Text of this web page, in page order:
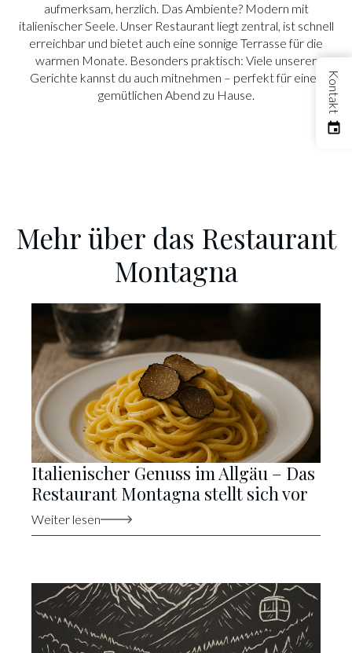
aufmerksam, herzlich. Das Ambiente? Modern mit
italienischer Seele. Unser Restaurant liegt zentral, ist schnell
erreichbar und bietet auch eine sonnige Terrasse für die
warmen Monate. Besonders praktisch: Viele unserer
Gerichte kannst du auch mitnehmen – perfekt für einen
gemütlichen Abend zu Hause.
Mehr über das Restaurant
Montagna
Italienischer Genuss im Allgäu – Das
Restaurant Montagna stellt sich vor
Weiter lesen
Kontakt